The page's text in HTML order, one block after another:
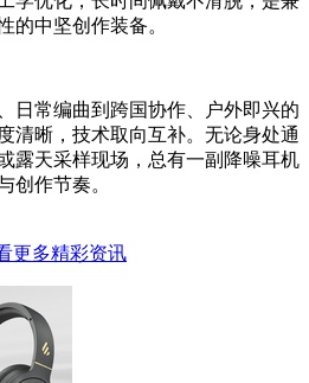
的中坚创作装备。
日常编曲到跨国协作、户外即兴的
清晰，技术取向互补。无论身处通
露天采样现场，总有一副降噪耳机
创作节奏。
更多精彩资讯